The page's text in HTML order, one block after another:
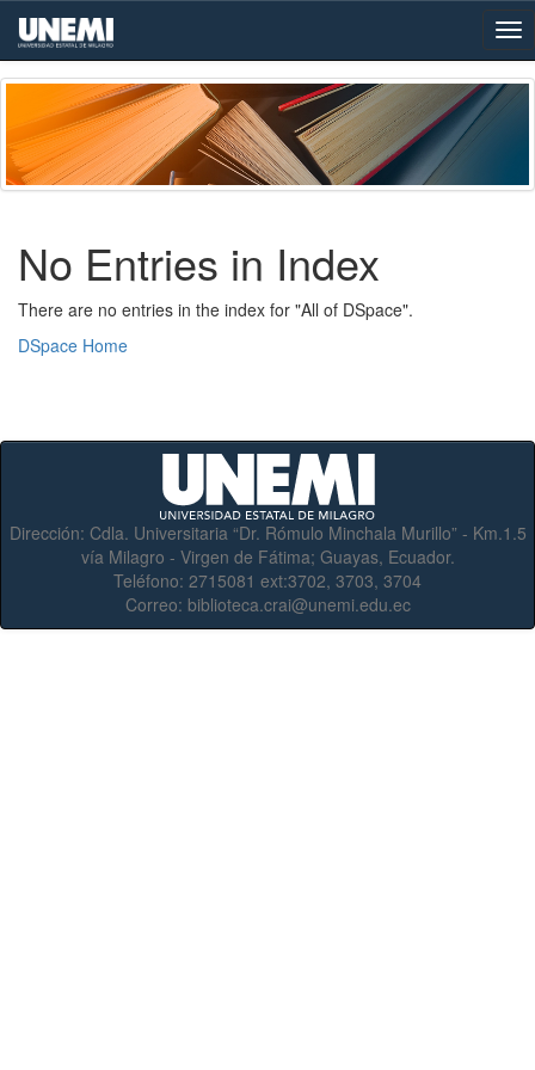
Skip
navigation
No Entries in Index
There are no entries in the index for "All of DSpace".
DSpace Home
Dirección: Cdla. Universitaria “Dr. Rómulo Minchala Murillo” - Km.1.5
vía Milagro - Virgen de Fátima; Guayas, Ecuador.
Teléfono: 2715081 ext:3702, 3703, 3704
Correo: biblioteca.crai@unemi.edu.ec